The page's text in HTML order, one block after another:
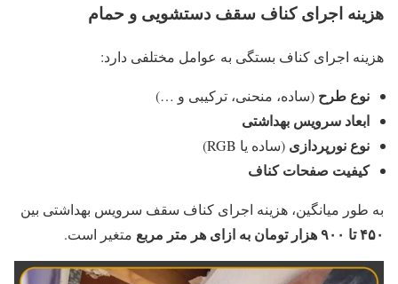
هزینه اجرای کناف سقف دستشویی و حمام
هزینه اجرای کناف بستگی به عوامل مختلفی دارد:
نوع طرح (ساده، منحنی، ترکیبی و …)
ابعاد سرویس بهداشتی
نوع نورپردازی (ساده یا RGB)
کیفیت صفحات کناف
به طور میانگین، هزینه اجرای کناف سقف سرویس بهداشتی بین
۴۵۰تا ۹۰۰هزار تومان به ازای هر متر مربع متغیر است.